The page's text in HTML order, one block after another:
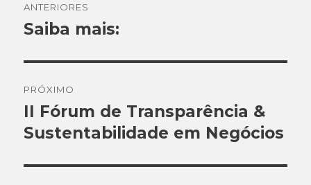
de
ANTERIORES
Post
Saiba mais:
PRÓXIMO
Próximo
post:
II Fórum de Transparência &
Sustentabilidade em Negócios